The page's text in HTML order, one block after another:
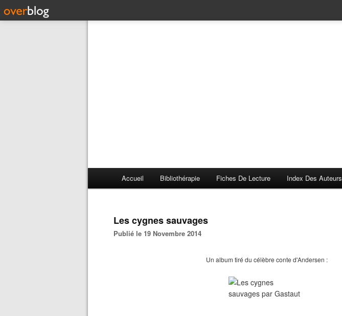
Accueil Bibliothérapie Fiches De Lecture Index Des Auteurs
Les cygnes sauvages
Publié le 19 Novembre 2014
Un album tiré du célèbre conte d'Andersen :